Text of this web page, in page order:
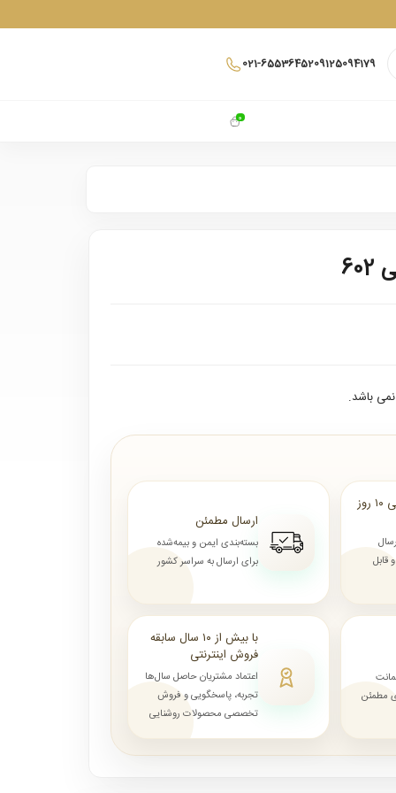
021-6553645209125094179
0
باشد.
ارسال از ۷ روز الی ۱۰ روز
ارسال مطمئن
بسته‌بندی ایمن و بیمه‌شده
برای ارسال به سراسر کشور
مطمئن
با بیش از ۱۰ سال سابقه
فروش اینترنتی
اعتماد مشتریان حاصل سال‌ها
تجربه، پاسخگویی و فروش
تخصصی محصولات روشنایی